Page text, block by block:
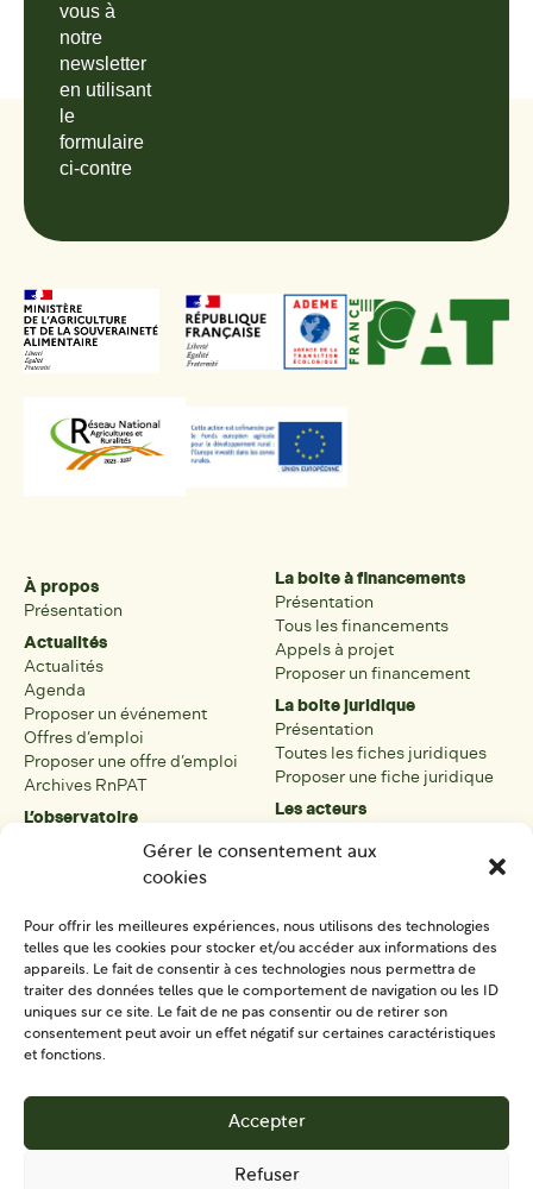
Gérer le consentement aux
cookies
Pour offrir les meilleures expériences, nous utilisons des technologies
telles que les cookies pour stocker et/ou accéder aux informations des
appareils. Le fait de consentir à ces technologies nous permettra de
traiter des données telles que le comportement de navigation ou les ID
uniques sur ce site. Le fait de ne pas consentir ou de retirer son
consentement peut avoir un effet négatif sur certaines caractéristiques
et fonctions.
Accepter
Refuser
vous à
notre
newsletter
en utilisant
le
formulaire
ci-contre
À propos
Présentation
Actualités
Actualités
Agenda
Proposer un événement
Offres d’emploi
Proposer une offre d’emploi
Archives RnPAT
L’observatoire
Présentation de l’observatoire
La boîte à outils
Présentation
Tous les outils
Proposer un outil
La boite à financements
Présentation
Tous les financements
Appels à projet
Proposer un financement
La boite juridique
Présentation
Toutes les fiches juridiques
Proposer une fiche juridique
Les acteurs
Tous les acteurs
CONTACT
S'IMPLIQUER